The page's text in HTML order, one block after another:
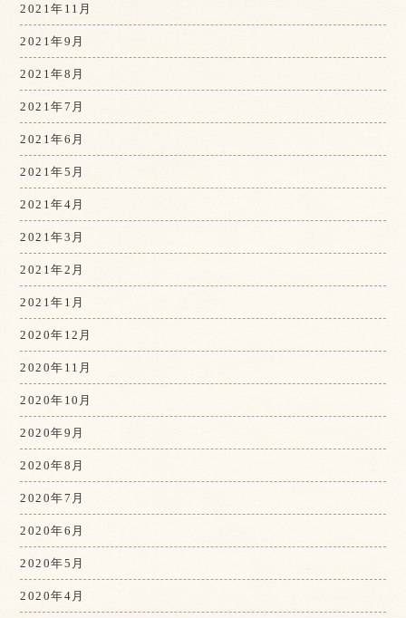
2021年11月
2021年9月
2021年8月
2021年7月
2021年6月
2021年5月
2021年4月
2021年3月
2021年2月
2021年1月
2020年12月
2020年11月
2020年10月
2020年9月
2020年8月
2020年7月
2020年6月
2020年5月
2020年4月